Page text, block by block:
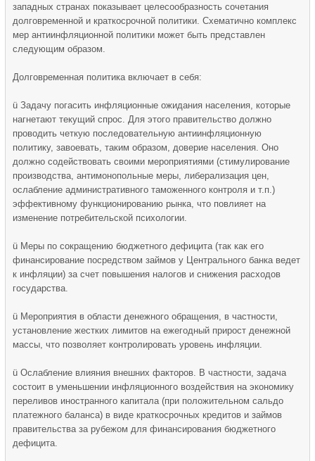
западных странах показывает целесообразность сочетания
долговременной и краткосрочной политики. Схематично комплекс
мер антиинфляционной политики может быть представлен
следующим образом.
Долговременная политика включает в себя:
ü Задачу погасить инфляционные ожидания населения, которые
нагнетают текущий спрос. Для этого правительство должно
проводить четкую последовательную антиинфляционную
политику, завоевать, таким образом, доверие населения. Оно
должно содействовать своими мероприятиями (стимулирование
производства, антимонопольные меры, либерализация цен,
ослабление административного таможенного контроля и т.п.)
эффективному функционированию рынка, что повлияет на
изменение потребительской психологии.
ü Меры по сокращению бюджетного дефицита (так как его
финансирование посредством займов у Центрального банка ведет
к инфляции) за счет повышения налогов и снижения расходов
государства.
ü Мероприятия в области денежного обращения, в частности,
установление жестких лимитов на ежегодный прирост денежной
массы, что позволяет контролировать уровень инфляции.
ü Ослабление влияния внешних факторов. В частности, задача
состоит в уменьшении инфляционного воздействия на экономику
переливов иностранного капитала (при положительном сальдо
платежного баланса) в виде краткосрочных кредитов и займов
правительства за рубежом для финансирования бюджетного
дефицита.